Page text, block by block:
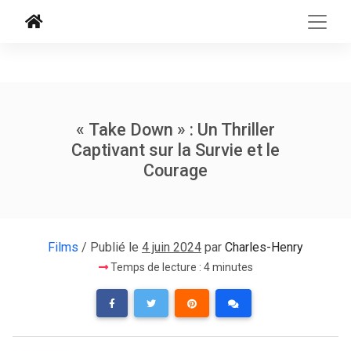
« Take Down » : Un Thriller
Captivant sur la Survie et le
Courage
Films / Publié le 4 juin 2024 par Charles-Henry
Temps de lecture : 4 minutes